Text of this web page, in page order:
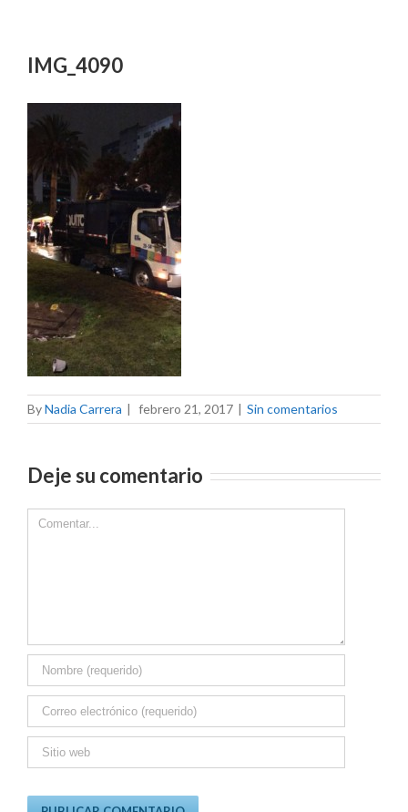
IMG_4090
ByNadia Carrera | febrero 21, 2017 | Sin comentarios
Deje su comentario
Comment